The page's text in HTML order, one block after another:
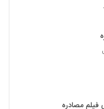
فیلم مصادره